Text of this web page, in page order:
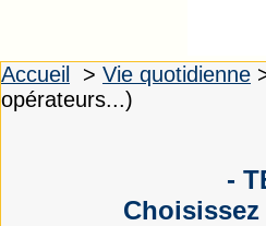
Accueil > Vie quotidienne
opérateurs...)
-